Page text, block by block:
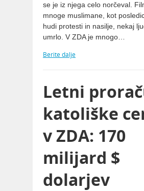
se je iz njega celo norčeval.
mnoge muslimane, kot
hudi protesti in nasilje, nekaj
umrlo. V ZDA je mnogo…
Berite dalje
Letni
katoliške
v ZDA: 170
milijard $
dolarjev